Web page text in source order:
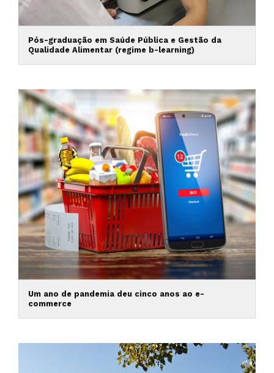
Pós-graduação em Saúde Pública e Gestão da
Qualidade Alimentar (regime b-learning)
Um ano de pandemia deu cinco anos ao e-
commerce